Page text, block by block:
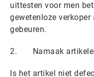
uittesten voor men
gewetenloze
gebeuren.
2. Namaak
Is het artikel niet